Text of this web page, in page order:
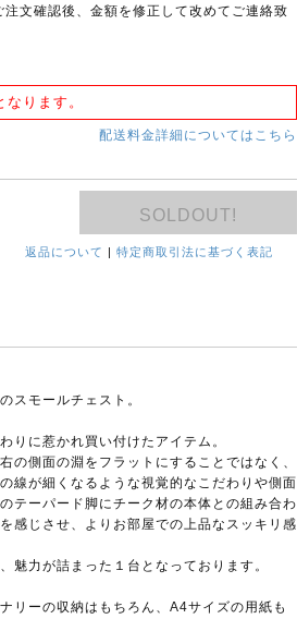
文確認後、金額を修正して改めてご連絡致
ります。
配送料金詳細についてはこちら
SOLDOUT!
返品について 特定商取引法に基づく表記
スモールチェスト。
りに惹かれ買い付けたアイテム。
の側面の淵をフラットにすることではなく、
線が細くなるような視覚的なこだわりや側面
テーパード脚にチーク材の本体との組み合わ
感じさせ、よりお部屋での上品なスッキリ感
魅力が詰まった１台となっております。
リーの収納はもちろん、A4サイズの用紙も